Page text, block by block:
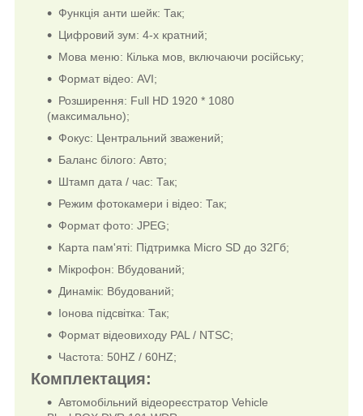
Функція анти шейк: Так;
Цифровий зум: 4-х кратний;
Мова меню: Кілька мов, включаючи російську;
Формат відео: AVI;
Розширення: Full HD 1920 * 1080
(максимально);
Фокус: Центральний зважений;
Баланс білого: Авто;
Штамп дата / час: Так;
Режим фотокамери і відео: Так;
Формат фото: JPEG;
Карта пам'яті: Підтримка Micro SD до 32Гб;
Мікрофон: Вбудований;
Динамік: Вбудований;
Іонова підсвітка: Так;
Формат відеовиходу PAL / NTSC;
Частота: 50HZ / 60HZ;
Комплектация:
Автомобільний відеореєстратор Vehicle